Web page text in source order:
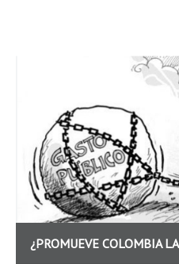
¿PROMUEVE COLOMBIA